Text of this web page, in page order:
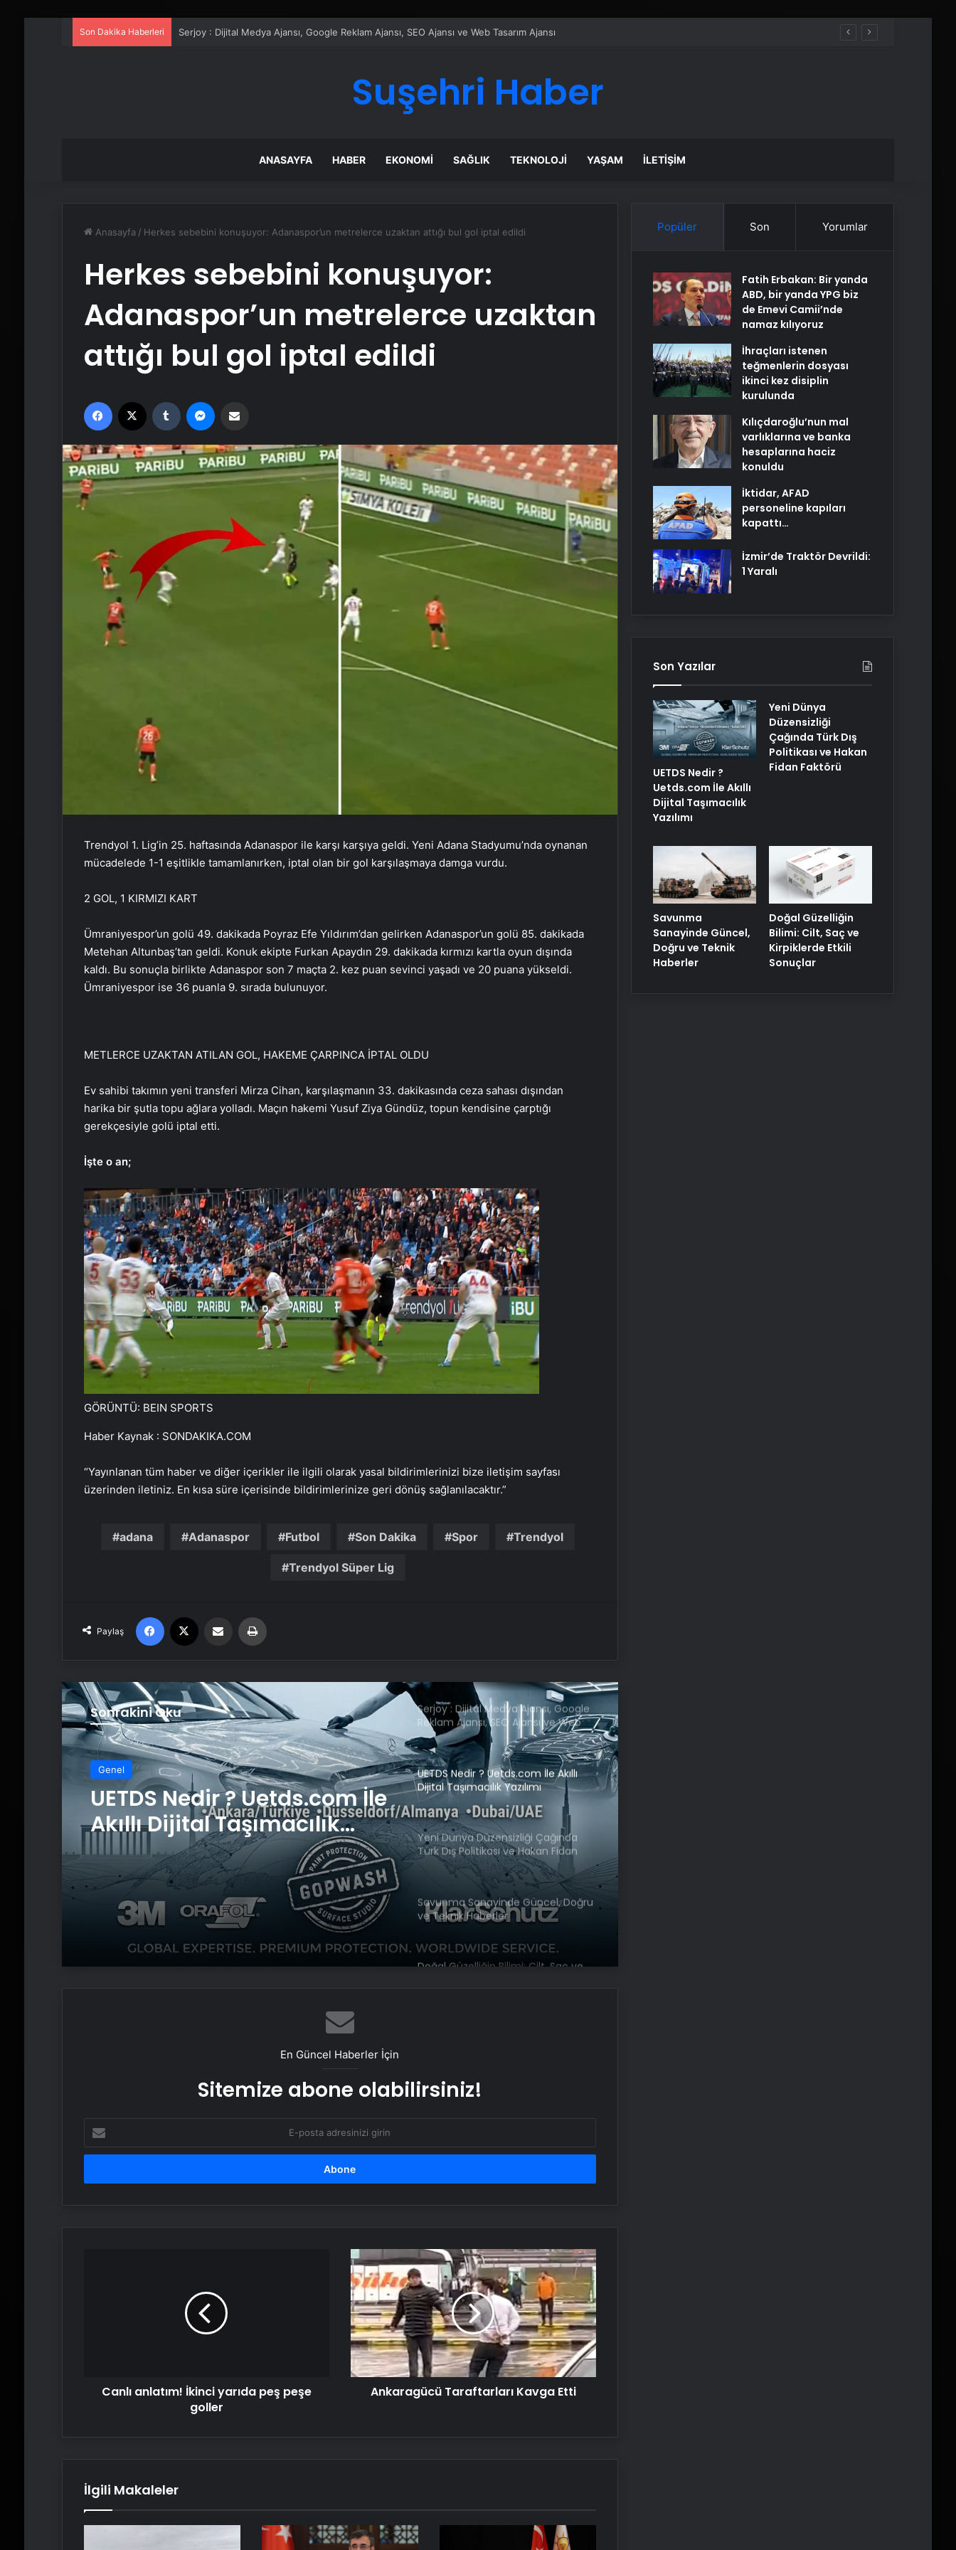
Son Dakika Haberleri UETDS Nedir ? Uetds.com İle Akıllı Dijital Taşımacılık Yazılımı
Suşehri Haber
ANASAYFA HABER EKONOMI SAĞLIK TEKNOLOJI YAŞAM İLETIŞIM
Anasayfa / Herkes sebebini konuşuyor: Adanaspor’un metrelerce uzaktan attığı bul gol iptal edildi
Herkes sebebini konuşuyor:
Adanaspor’un metrelerce uzaktan
attığı bul gol iptal edildi
Facebook Tumblr
Trendyol 1. Lig’in 25. haftasında Adanaspor ile karşı karşıya geldi. Yeni Adana Stadyumu’nda oynanan
mücadelede 1-1 eşitlikle tamamlanırken, iptal olan bir gol karşılaşmaya damga vurdu.
2 GOL, 1 KIRMIZI KART
Ümraniyespor’un golü 49. dakikada Poyraz Efe Yıldırım’dan gelirken Adanaspor’un golü 85. dakikada
Metehan Altunbaş’tan geldi. Konuk ekipte Furkan Apaydın 29. dakikada kırmızı kartla oyun dışında
kaldı. Bu sonuçla birlikte Adanaspor son 7 maçta 2. kez puan sevinci yaşadı ve 20 puana yükseldi.
Ümraniyespor ise 36 puanla 9. sırada bulunuyor.
METLERCE UZAKTAN ATILAN GOL, HAKEME ÇARPINCA İPTAL OLDU
Ev sahibi takımın yeni transferi Mirza Cihan, karşılaşmanın 33. dakikasında ceza sahası dışından
harika bir şutla topu ağlara yolladı. Maçın hakemi Yusuf Ziya Gündüz, topun kendisine çarptığı
gerekçesiyle golü iptal etti.
İşte o an;
GÖRÜNTÜ: BEIN SPORTS
Haber Kaynak : SONDAKIKA.COM
“Yayınlanan tüm haber ve diğer içerikler ile ilgili olarak yasal bildirimlerinizi bize iletişim sayfası
üzerinden iletiniz. En kısa süre içerisinde bildirimlerinize geri dönüş sağlanılacaktır.”
adana Adanaspor Futbol Son Dakika Spor Trendyol
Trendyol Süper Lig
Paylaş
Facebook Email'den paylaş
Sonrakini Oku
Genel
UETDS Nedir ? Uetds.com İle
Akıllı Dijital Taşımacılık
Yazılımı
Datahost İle Güvenilir Sunucu
tutuklandı
kullanan restoran mühürlendi
Serjoy : Dijital Medya Ajansı, Google
Reklam Ajansı, SEO Ajansı ve Web
Tasarım Ajansı
UETDS Nedir ? Uetds.com İle Akıllı
Dijital Taşımacılık Yazılımı
Yeni Dünya Düzensizliği Çağında
Türk Dış Politikası ve Hakan Fidan
Faktörü
Savunma Sanayinde Güncel, Doğru
ve Teknik Haberler
Doğal Güzelliğin Bilimi: Cilt, Saç ve
Baba ve 3 oğlu aynı suçtan
Bozulmuş meze, et ve et ürünleri
Dumandan zehirlenen karı-koca ölü
bulundu
Serjoy : Dijital Medya Ajansı, Google
Reklam Ajansı, SEO Ajansı ve Web
Tasarım Ajansı
Savunma Sanayinde Güncel, Doğru
En Güncel Haberler İçin
Sitemize abone olabilirsiniz!
posta
adresinizi
Canlı anlatım! İkinci yarıda peş peşe
goller
Ankaragücü
Taraftarları
Kavga
Etti
Ankaragücü Taraftarları Kavga Etti
İlgili Makaleler
Popüler Son Yorumlar
Fatih Erbakan: Bir yanda
ABD, bir yanda YPG biz
de Emevi Camii’nde
namaz kılıyoruz
İhraçları istenen
teğmenlerin dosyası
ikinci kez disiplin
kurulunda
Kılıçdaroğlu’nun mal
varlıklarına ve banka
hesaplarına haciz
konuldu
İktidar, AFAD
personeline kapıları
kapattı…
İzmir’de Traktör Devrildi:
1 Yaralı
Son Yazılar
UETDS Nedir ?
Uetds.com İle Akıllı
Dijital Taşımacılık
Yazılımı
Yeni Dünya
Düzensizliği
Çağında Türk Dış
Politikası ve Hakan
Fidan Faktörü
Savunma
Sanayinde Güncel,
Doğru ve Teknik
Haberler
Doğal Güzelliğin
Bilimi: Cilt, Saç ve
Kirpiklerde Etkili
Sonuçlar